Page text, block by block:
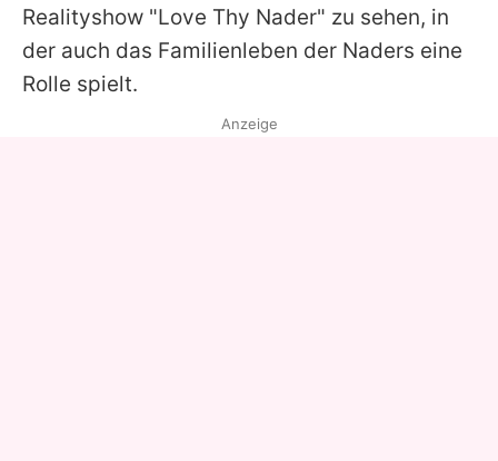
Realityshow "Love Thy Nader" zu sehen, in
der auch das Familienleben der Naders eine
Rolle spielt.
Anzeige